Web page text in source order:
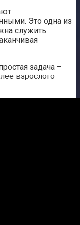
Это одна из
служить
задача –
взрослого